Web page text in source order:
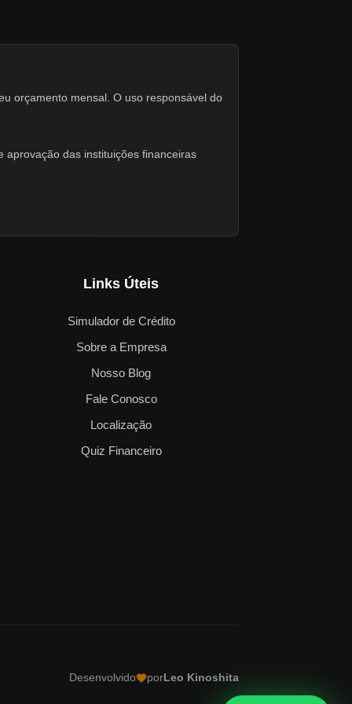
orçamento mensal. O uso responsável do
aprovação das instituições financeiras
Links Úteis
Simulador de Crédito
Sobre a Empresa
Nosso Blog
Fale Conosco
Localização
Quiz Financeiro
Desenvolvido porLeo Kinoshita